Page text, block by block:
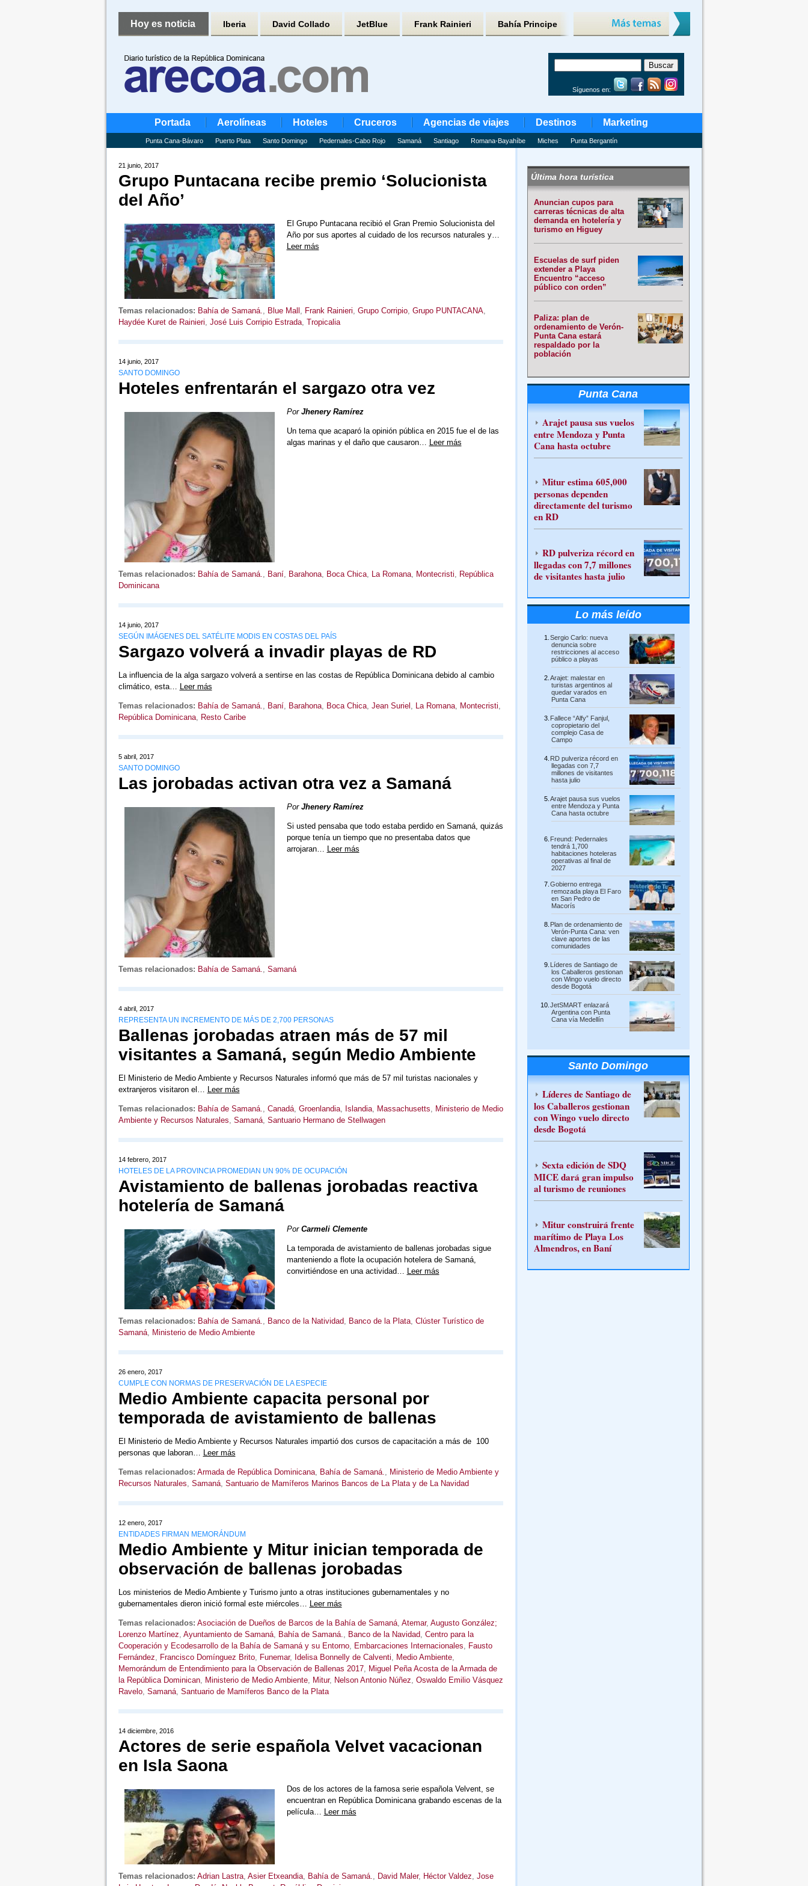
Hoy es noticia Iberia David Collado JetBlue Frank Rainieri Bahía Principe
Síguenos en:
Portada Aerolíneas Hoteles Cruceros Agencias de viajes Destinos Marketing
Punta Cana-Bávaro Puerto Plata Santo Domingo Pedernales-Cabo Rojo Samaná Santiago Romana-Bayahíbe Miches Punta Bergantín
21 junio, 2017
Grupo Puntacana recibe premio ‘Solucionista
del Año’
El Grupo Puntacana recibió el Gran Premio Solucionista del
Año por sus aportes al cuidado de los recursos naturales y…
Leer más
Temas relacionados: Bahía de Samaná., Blue Mall , Frank Rainieri, Grupo Corripio, Grupo PUNTACANA,
Haydée Kuret de Rainieri, José Luis Corripio Estrada, Tropicalia
14 junio, 2017
SANTO DOMINGO
Hoteles enfrentarán el sargazo otra vez
Por Jhenery Ramírez
Un tema que acaparó la opinión pública en 2015 fue el de las
algas marinas y el daño que causaron… Leer más
Temas relacionados: Bahía de Samaná., Baní, Barahona, Boca Chica, La Romana, Montecristi, República
Dominicana
14 junio, 2017
SEGÚN IMÁGENES DEL SATÉLITE MODIS EN COSTAS DEL PAÍS
Sargazo volverá a invadir playas de RD
La influencia de la alga sargazo volverá a sentirse en las costas de República Dominicana debido al cambio
climático, esta… Leer más
Temas relacionados: Bahía de Samaná., Baní, Barahona, Boca Chica, Jean Suriel , La Romana, Montecristi,
República Dominicana, Resto Caribe
5 abril, 2017
SANTO DOMINGO
Las jorobadas activan otra vez a Samaná
Por Jhenery Ramírez
Si usted pensaba que todo estaba perdido en Samaná, quizás
porque tenía un tiempo que no presentaba datos que
arrojaran… Leer más
Temas relacionados: Bahía de Samaná., Samaná
4 abril, 2017
REPRESENTA UN INCREMENTO DE MÁS DE 2,700 PERSONAS
Ballenas jorobadas atraen más de 57 mil
visitantes a Samaná, según Medio Ambiente
El Ministerio de Medio Ambiente y Recursos Naturales informó que más de 57 mil turistas nacionales y
extranjeros visitaron el… Leer más
Temas relacionados: Bahía de Samaná., Canadá, Groenlandia, Islandia, Massachusetts, Ministerio de Medio
Ambiente y Recursos Naturales, Samaná, Santuario Hermano de Stellwagen
14 febrero, 2017
HOTELES DE LA PROVINCIA PROMEDIAN UN 90% DE OCUPACIÓN
Avistamiento de ballenas jorobadas reactiva
hotelería de Samaná
Por Carmeli Clemente
La temporada de avistamiento de ballenas jorobadas sigue
manteniendo a flote la ocupación hotelera de Samaná,
convirtiéndose en una actividad… Leer más
Temas relacionados: Bahía de Samaná., Banco de la Natividad, Banco de la Plata, Clúster Turístico de
Samaná, Ministerio de Medio Ambiente
26 enero, 2017
CUMPLE CON NORMAS DE PRESERVACIÓN DE LA ESPECIE
Medio Ambiente capacita personal por
temporada de avistamiento de ballenas
El Ministerio de Medio Ambiente y Recursos Naturales impartió dos cursos de capacitación a más de 100
personas que laboran… Leer más
Temas relacionados: Armada de República Dominicana, Bahía de Samaná., Ministerio de Medio Ambiente y
Recursos Naturales, Samaná, Santuario de Mamíferos Marinos Bancos de La Plata y de La Navidad
12 enero, 2017
ENTIDADES FIRMAN MEMORÁNDUM
Medio Ambiente y Mitur inician temporada de
observación de ballenas jorobadas
Los ministerios de Medio Ambiente y Turismo junto a otras instituciones gubernamentales y no
gubernamentales dieron inició formal este miércoles… Leer más
Temas relacionados: Asociación de Dueños de Barcos de la Bahía de Samaná, Atemar, Augusto González;
Lorenzo Martínez, Ayuntamiento de Samaná, Bahía de Samaná., Banco de la Navidad, Centro para la
Cooperación y Ecodesarrollo de la Bahía de Samaná y su Entorno, Embarcaciones Internacionales, Fausto
Fernández, Francisco Domínguez Brito, Funemar, Idelisa Bonnelly de Calventi, Medio Ambiente,
Memorándum de Entendimiento para la Observación de Ballenas 2017, Miguel Peña Acosta de la Armada de
la República Dominican, Ministerio de Medio Ambiente, Mitur, Nelson Antonio Núñez, Oswaldo Emilio Vásquez
Ravelo, Samaná, Santuario de Mamíferos Banco de la Plata
14 diciembre, 2016
Actores de serie española Velvet vacacionan
en Isla Saona
Dos de los actores de la famosa serie española Velvent, se
encuentran en República Dominicana grabando escenas de la
película… Leer más
Temas relacionados: Adrian Lastra, Asier Etxeandia, Bahía de Samaná., David Maler, Héctor Valdez, Jose
Última hora turística
Anuncian cupos para
carreras técnicas de alta
demanda en hotelería y
turismo en Higuey
Escuelas de surf piden
extender a Playa
Encuentro “acceso
público con orden”
Paliza: plan de
ordenamiento de Verón-
Punta Cana estará
respaldado por la
población
Punta Cana
Arajet pausa sus vuelos
entre Mendoza y Punta
Cana hasta octubre
Mitur estima 605,000
personas dependen
directamente del turismo
en RD
RD pulveriza récord en
llegadas con 7,7 millones
de visitantes hasta julio
Lo más leído
Sergio Carlo: nueva
denuncia sobre
restricciones al acceso
público a playas
Arajet: malestar en
turistas argentinos al
quedar varados en
Punta Cana
Fallece “Alfy” Fanjul,
copropietario del
complejo Casa de
Campo
RD pulveriza récord en
llegadas con 7,7
millones de visitantes
hasta julio
Arajet pausa sus vuelos
entre Mendoza y Punta
Cana hasta octubre
Freund: Pedernales
tendrá 1,700
habitaciones hoteleras
operativas al final de
2027
Gobierno entrega
remozada playa El Faro
en San Pedro de
Macorís
Plan de ordenamiento de
Verón-Punta Cana: ven
clave aportes de las
comunidades
Líderes de Santiago de
los Caballeros gestionan
con Wingo vuelo directo
desde Bogotá
JetSMART enlazará
Argentina con Punta
Cana vía Medellín
Santo Domingo
Líderes de Santiago de
los Caballeros gestionan
con Wingo vuelo directo
desde Bogotá
Sexta edición de SDQ
MICE dará gran impulso
al turismo de reuniones
Mitur construirá frente
marítimo de Playa Los
Almendros, en Baní